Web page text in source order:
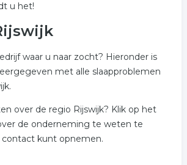
u het!
waar u naar zocht? Hieronder is
met alle slaapproblemen
over de regio Rijswijk? Klik op het
de onderneming te weten te
kunt opnemen.